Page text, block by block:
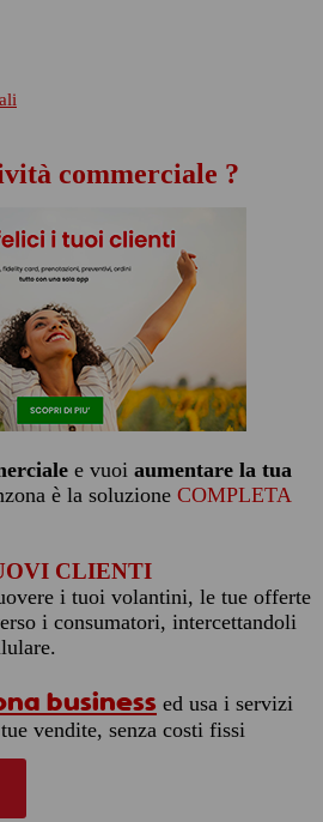
commerciale ?
e vuoi aumentare la tua
è la soluzione COMPLETA
CLIENTI
i tuoi volantini, le tue offerte
i consumatori, intercettandoli
business ed usa i servizi
vendite, senza costi fissi